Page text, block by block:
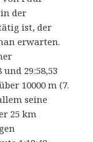
der
ist, der
erwarten.
29:58,53
10000 m (7.
seine
25 km